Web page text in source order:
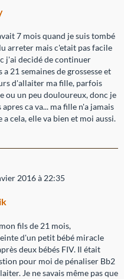
7 mois quand je suis tombé
arreter mais c'etait pas facile
j'ai decidé de continuer
21 semaines de grossesse et
d'allaiter ma fille, parfois
ou un peu douloureux, donc je
ca va... ma fille n'a jamais
a cela, elle va bien et moi aussi.
2016 à 22:35
fils de 21 mois,
d'un petit bébé miracle
deux bébés FIV. Il était
pour moi de pénaliser Bb2
Je ne savais même pas que